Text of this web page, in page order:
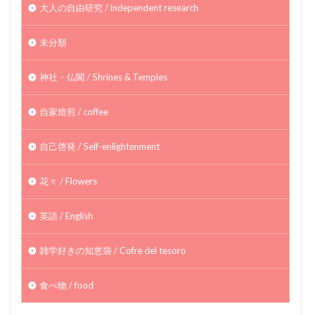
大人の自由研究 / independent research
未分類
神社・仏閣 / Shrines & Temples
自家焙煎 / coffee
自己啓発 / Self-enlightenment
花々 / Flowers
英語 / English
雑学好きの知恵袋 / Cofre del tesoro
食べ物 / food